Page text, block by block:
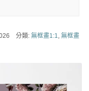
分類:無框畫1:1 ,無框畫